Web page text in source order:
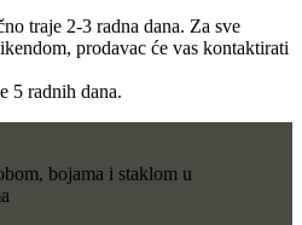
traje 2-3 radna dana. Za sve
prodavac će vas kontaktirati
5 radnih dana.
bojama i staklom u